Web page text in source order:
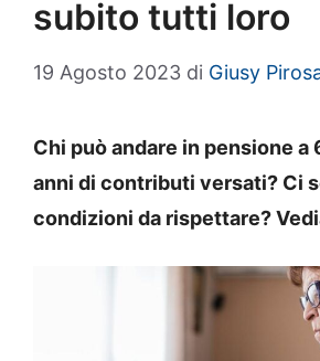
subito tutti loro
19 Agosto 2023 di Giusy
Chi può andare in pensione a
anni di contributi versati? Ci
condizioni da rispettare?